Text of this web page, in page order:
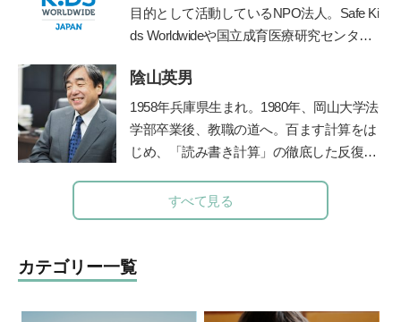
職。2015年より 昭和大学附属烏山病院長を
兼任、ADHD専門外来を担当。著書に、ベ
書）など多数。
目的として活動しているNPO法人。Safe Ki
ds Worldwideや国立成育医療研究センタ
子どもの傷害予防に関する様々な活動を行
う。https://safekidsjapan.org/
陰山英男
1958年兵庫県生まれ。1980年、岡山大学法
学部卒業後、教職の道へ。百ます計算をは
じめ、「読み書き計算」の徹底した反復学
の学力を驚異的に向上させた。その指導法
である「陰山メソッド」は、教育者、保護
材かした『徹底反復シリーズ』は、総計77
0万部の大ベストセラーとなっている。現
在、YouTube『陰山英男公式チャンネル』
すべて見る
カテゴリー一覧